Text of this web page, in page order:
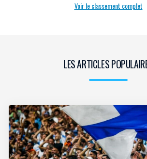
Voir le classement complet
LES ARTICLES